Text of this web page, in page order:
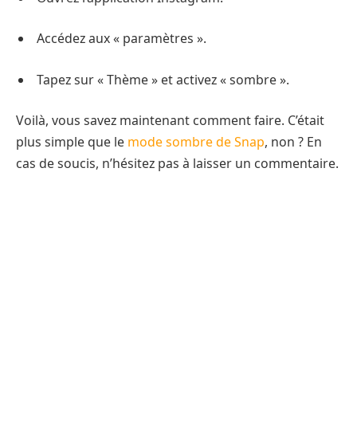
Accédez aux « paramètres ».
Tapez sur « Thème » et activez « sombre ».
Voilà, vous savez maintenant comment faire. C’était
plus simple que le mode sombre de Snap, non ? En
cas de soucis, n’hésitez pas à laisser un commentaire.